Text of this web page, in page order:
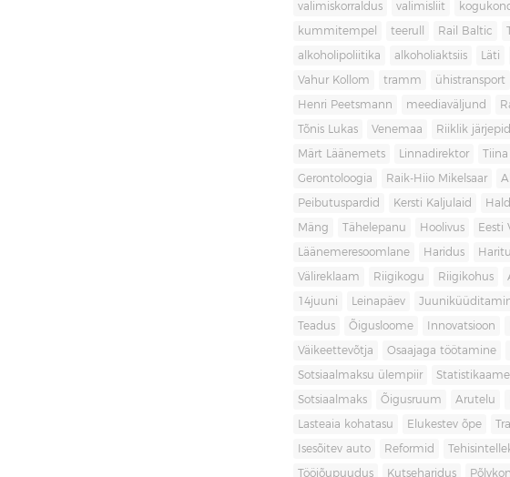
valimiskorraldus valimisliit
kummitempel teerull Rail Baltic
alkoholipoliitika alkoholiaktsiis Läti
Vahur Kollom tramm ühistransport
Henri Peetsmann meediaväljund
Tõnis Lukas Venemaa Riiklik
Märt Läänemets Linnadirektor
Gerontoloogia Raik-Hiio Mikelsaar
Peibutuspardid Kersti Kaljulaid
Mäng Tähelepanu Hoolivus Eesti
Läänemeresoomlane Haridus
Välireklaam Riigikogu Riigikohus
14juuni Leinapäev
Teadus Õigusloome Innovatsioon
Väikeettevõtja Osaajaga töötamine
Sotsiaalmaksu ülempiir
Sotsiaalmaks Õigusruum Arutelu
Lasteaia kohatasu Elukestev õpe
Isesõitev auto Reformid
Tööjõupuudus Kutseharidus